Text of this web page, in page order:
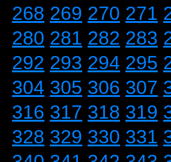
268 269 270 271
280 281 282 283
292 293 294 295
304 305 306 307
316 317 318 319
328 329 330 331